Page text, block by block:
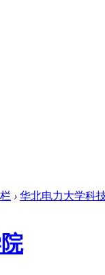
› 华北电力大学科